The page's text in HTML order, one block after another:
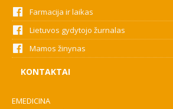
Farmacija ir laikas
Lietuvos gydytojo žurnalas
Mamos žinynas
KONTAKTAI
EMEDICINA